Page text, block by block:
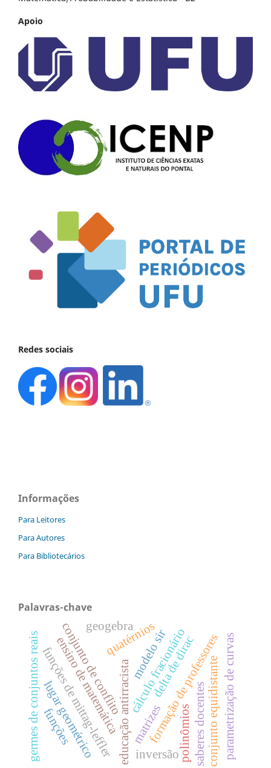
Apoio
Redes sociais
Informações
Para Leitores
Para Autores
Para Bibliotecários
Palavras-chave
formação de professores
educação antirracista
ensino de matemática saberes docentes
cálculo fracionário
funções de mittag-leffler
quatérnios
inversão
lugar geométrico
conjunto de conflito conjunto equidistanteparametrização de curvas
germes de conjuntos reais delta de dirac
matrizes
geogebra
modelo sir
funções polinômios